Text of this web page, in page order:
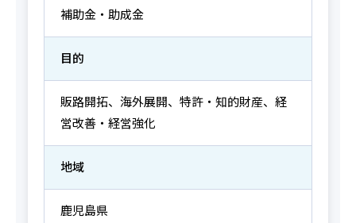
補助金・助成金
目的
販路開拓、海外展開、特許・知的財産、経
営改善・経営強化
地域
鹿児島県